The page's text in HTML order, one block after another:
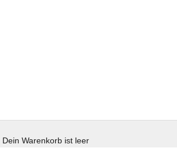
Dein Warenkorb ist leer